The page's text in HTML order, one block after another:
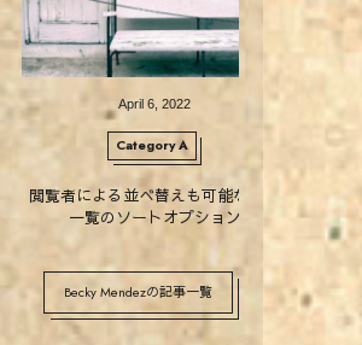
April 6 2022
Category A
閲覧者による並べ替えも可能な記事
一覧のソートオプション
Becky Mendezの記事一覧